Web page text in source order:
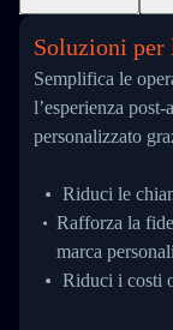
Soluzioni per
Semplifica le
l’esperienza
personalizzato
Riduci le
Rafforza la
marca
Riduci i costi